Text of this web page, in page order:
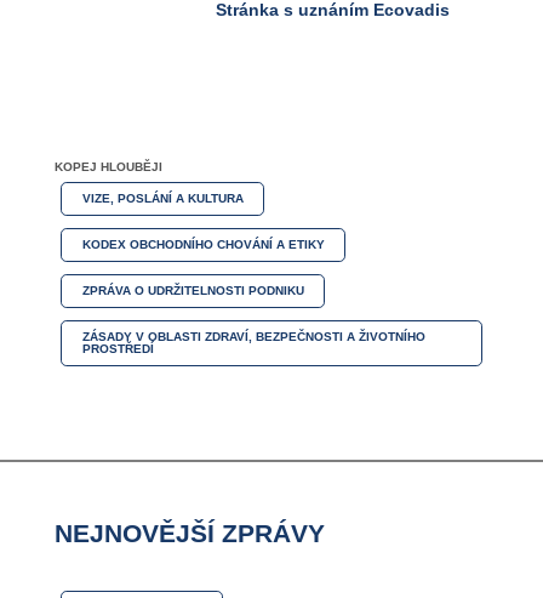
Stránka s uznáním Ecovadis
KOPEJ HLOUBĚJI
VIZE, POSLÁNÍ A KULTURA
KODEX OBCHODNÍHO CHOVÁNÍ A ETIKY
ZPRÁVA O UDRŽITELNOSTI PODNIKU
ZÁSADY V OBLASTI ZDRAVÍ, BEZPEČNOSTI A ŽIVOTNÍHO
PROSTŘEDÍ
NEJNOVĚJŠÍ ZPRÁVY